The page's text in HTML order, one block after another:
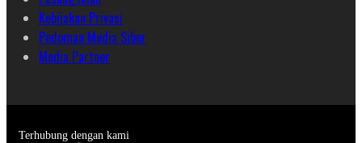
Kebijakan Privasi
Pedoman Media Siber
Media Partner
Terhubung dengan kami